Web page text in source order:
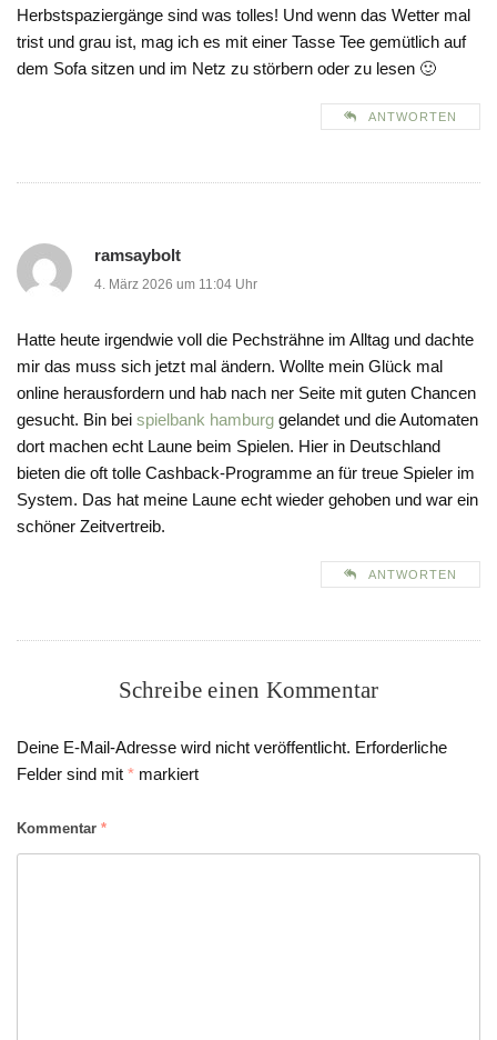
Herbstspaziergänge sind was tolles! Und wenn das Wetter mal
trist und grau ist, mag ich es mit einer Tasse Tee gemütlich auf
dem Sofa sitzen und im Netz zu störbern oder zu lesen 🙂
ANTWORTEN
ramsaybolt
4. März 2026 um 11:04 Uhr
Hatte heute irgendwie voll die Pechsträhne im Alltag und dachte
mir das muss sich jetzt mal ändern. Wollte mein Glück mal
online herausfordern und hab nach ner Seite mit guten Chancen
gesucht. Bin bei spielbank hamburg gelandet und die Automaten
dort machen echt Laune beim Spielen. Hier in Deutschland
bieten die oft tolle Cashback-Programme an für treue Spieler im
System. Das hat meine Laune echt wieder gehoben und war ein
schöner Zeitvertreib.
ANTWORTEN
Schreibe einen Kommentar
Deine E-Mail-Adresse wird nicht veröffentlicht. Erforderliche
Felder sind mit * markiert
Kommentar *